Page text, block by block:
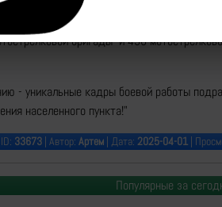
рассказывать о героизме, мужестве и
бригады и 430
- уникальные кадры боевой работы
населенного пункта!"
ID: 33673| Автор: Артем| Дата: 2025-04-01|
Популярные за